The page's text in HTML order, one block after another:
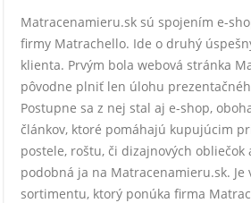
Matracenamieru.sk sú spojením e-
firmy Matrachello. Ide o druhý
klienta. Prvým bola webová stránka
pôvodne plniť len úlohu
Postupne sa z nej stal aj e-shop,
článkov, ktoré pomáhajú kupujúcim
postele, roštu, či dizajnových
podobná ja na Matracenamieru.sk. Je
sortimentu, ktorý ponúka firma